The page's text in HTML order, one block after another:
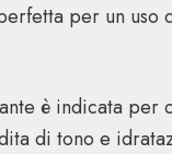
per un uso
è indicata
di tono e